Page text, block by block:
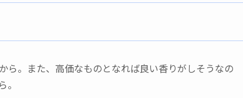
ら。また、高価なものとなれば良い香りがしそうなの